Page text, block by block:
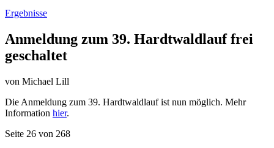
Ergebnisse
Anmeldung zum 39. Hardtwaldlauf frei
geschaltet
von Michael Lill
Die Anmeldung zum 39. Hardtwaldlauf ist nun möglich. Mehr
Information hier.
Seite 26 von 268